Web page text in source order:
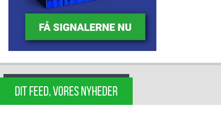
DIT FEED, VORES NYHEDER